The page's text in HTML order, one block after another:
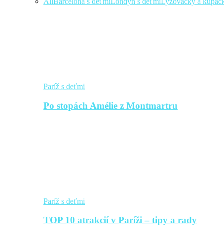
Paríž s deťmi
Po stopách Amélie z Montmartru
Paríž s deťmi
TOP 10 atrakcií v Paríži – tipy a rady